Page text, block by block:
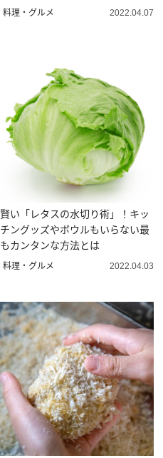
料理・グルメ 2022.04.07
賢い「レタスの水切り術」！キッ
チングッズやボウルもいらない最
もカンタンな方法とは
料理・グルメ 2022.04.03